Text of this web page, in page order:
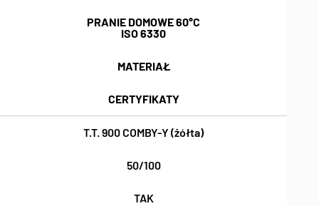
PRANIE DOMOWE 60°C
ISO 6330
MATERIAŁ
CERTYFIKATY
T.T. 900 COMBY-Y (żółta)
50/100
TAK